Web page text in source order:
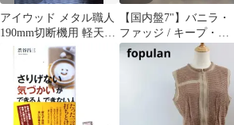
アイウッド メタル職人
190mm切断機用 軽天・
軟鉄用チップソー
【国内盤7"】バニラ・
ファッジ / キープ・ミ
ー・ハンギング・オン
1967年